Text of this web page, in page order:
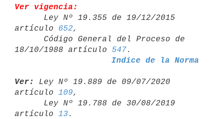
Ver vigencia:
artículo 652,
18/10/1988 artículo 547
Indice de la Norma
Ver:
Ley Nº 19.889 de 09/07/2020
artículo 109,
artículo 13